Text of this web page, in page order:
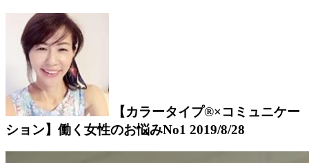
【カラータイプ®×コミュニケー
ション】働く女性のお悩みNo1 2019/8/28